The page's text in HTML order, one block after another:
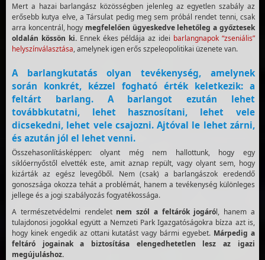
Mert a hazai barlangász közösségben jelenleg az egyetlen szabály az
erősebb kutya elve, a Társulat pedig meg sem próbál rendet tenni, csak
arra koncentrál, hogy megfelelően ügyeskedve lehetőleg a győztesek
oldalán kössön ki.Ennek ékes példája az idei barlangnapok “zseniális”
helyszínválasztása, amelynek igen erős szpeleopolitikai üzenete van.
A barlangkutatás olyan tevékenység, amelynek
során konkrét, kézzel fogható érték keletkezik: a
feltárt barlang. A barlangot ezután lehet
továbbkutatni, lehet hasznosítani, lehet vele
dicsekedni, lehet vele csajozni. Ajtóval le lehet zárni,
és azután jól el lehet venni.
Összehasonlításképpen: olyant még nem hallottunk, hogy egy
siklóernyőstől elvették este, amit aznap repült, vagy olyant sem, hogy
kizárták az egész levegőből. Nem (csak) a barlangászok eredendő
gonoszsága okozza tehát a problémát, hanem a tevékenység különleges
jellege és a jogi szabályozás fogyatékossága.
A természetvédelmi rendelet nem szól a feltárók jogáról, hanem a
tulajdonosi jogokkal együtt a Nemzeti Park Igazgatóságokra bízza azt is,
hogy kinek engedik az ottani kutatást vagy bármi egyebet. Márpedig a
feltáró jogainak a biztosítása elengedhetetlen lesz az igazi
megújuláshoz.